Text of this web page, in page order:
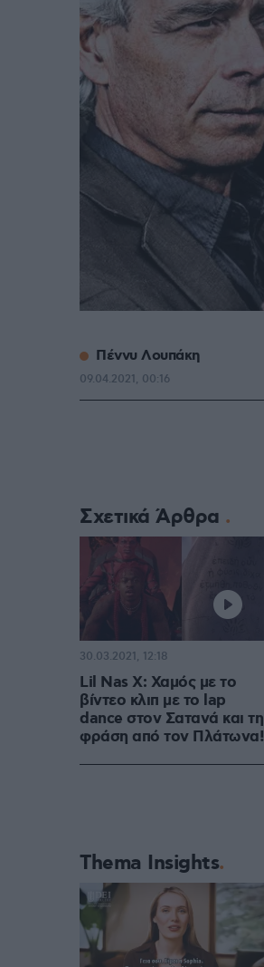
Πέννυ Λουπάκη
09.04.2021, 00:16
Σχετικά Άρθρα
Lil Nas X: Χαμός με το
βίντεο κλιπ με το lap
dance στον Σατανά και τη
φράση από τον Πλάτωνα!
30.03.2021, 12:18
Thema Insights